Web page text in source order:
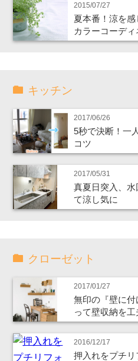
2015/07/27
夏本番！涼を
カラーコーディ
キッチン
2017/06/26
5秒で決断！一
コツ
2017/05/31
真夏日突入、
て涼し気に
クローゼット
2017/01/27
無印の『壁に
って壁収納を工
2016/12/17
押入れをプチ